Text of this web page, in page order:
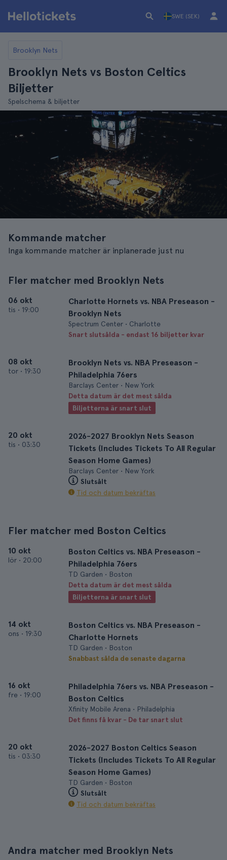
SWE (SEK)
Brooklyn Nets
Brooklyn Nets vs Boston Celtics
Biljetter
Spelschema & biljetter
Kommande matcher
Inga kommande matcher är inplanerade just nu
Fler matcher med Brooklyn Nets
06 okt
tis • 19:00
Charlotte Hornets vs. NBA Preseason -
Brooklyn Nets
Spectrum Center • Charlotte
Snart slutsålda - endast 16 biljetter kvar
08 okt
tor • 19:30
Brooklyn Nets vs. NBA Preseason -
Philadelphia 76ers
Barclays Center • New York
Detta datum är det mest sålda
Biljetterna är snart slut
20 okt
tis • 03:30
2026-2027 Brooklyn Nets Season
Tickets (Includes Tickets To All Regular
Season Home Games)
Barclays Center • New York
Slutsålt
Tid och datum bekräftas
Fler matcher med Boston Celtics
10 okt
lör • 20:00
Boston Celtics vs. NBA Preseason -
Philadelphia 76ers
TD Garden • Boston
Detta datum är det mest sålda
Biljetterna är snart slut
14 okt
ons • 19:30
Boston Celtics vs. NBA Preseason -
Charlotte Hornets
TD Garden • Boston
Snabbast sålda de senaste dagarna
16 okt
fre • 19:00
Philadelphia 76ers vs. NBA Preseason -
Boston Celtics
Xfinity Mobile Arena • Philadelphia
Det finns få kvar - De tar snart slut
20 okt
tis • 03:30
2026-2027 Boston Celtics Season
Tickets (Includes Tickets To All Regular
Season Home Games)
TD Garden • Boston
Slutsålt
Tid och datum bekräftas
Andra matcher med Brooklyn Nets